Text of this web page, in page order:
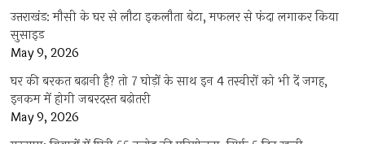
उत्तराखंड: मौसी के घर से लौटा इकलौता बेटा, मफलर से फंदा लगाकर किया
सुसाइड
May 9, 2026
घर की बरकत बढ़ानी है? तो 7 घोड़ों के साथ इन 4 तस्वीरों को भी दें जगह,
इनकम में होगी जबरदस्त बढ़ोतरी
May 9, 2026